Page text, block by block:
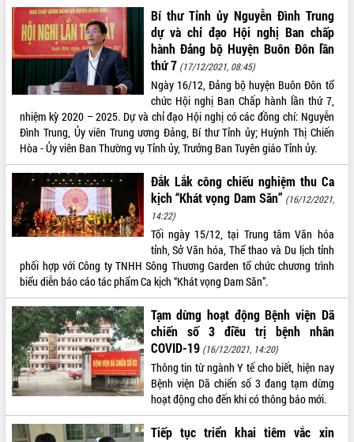
Xã Ea Kar bước chuyển mình trong
công tác cải cách hành chính mô hình
mới
UBND tỉnh họp báo định kỳ tháng 4
năm 2026
Hội thảo khoa học “Giải pháp thúc đẩy
phát triển nền kinh tế xanh tại tỉnh
Đắk Lắk”
Tăng cường giám sát, đôn đốc thực
hiện nhiệm vụ quản lý tài sản công
hàng tuần
Tháo gỡ những vướng mắc, đẩy mạnh
công tác cải cách thủ tục hành chính
tại Trung tâm Phục vụ hành chính
Đắk Lắk: Tôn vinh 46 giải pháp tại Hội
thi Sáng tạo Kỹ thuật 2024 - 2025
Đắk Lắk rà soát, điều chỉnh Đề án 190
về phát triển nuôi trồng thủy sản
Phó Chủ tịch UBND tỉnh Đắk Lắk
Trương Công Thái kiểm tra thực địa
Dự án cao tốc Khánh Hòa - Buôn Ma
Thuột
sản sống” trong dòng chảy toàn cầu
Bí thư Tỉnh ủy Nguyễn Đình Trung
dự và chỉ đạo Hội nghị Ban chấp
hành Đảng bộ Huyện Buôn Đôn lần
thứ 7 (17/12/2021, 08:45)
Ngày 16/12, Đảng bộ huyện Buôn Đôn tổ
chức Hội nghị Ban Chấp hành lần thứ 7,
nhiệm kỳ 2020 – 2025. Dự và chỉ đạo Hội nghị có các đồng chí: Nguyễn
Đình Trung, Ủy viên Trung ương Đảng, Bí thư Tỉnh ủy; Huỳnh Thị Chiến
Hòa - Ủy viên Ban Thường vụ Tỉnh ủy, Trưởng Ban Tuyên giáo Tỉnh ủy.
Đắk Lắk công chiếu nghiệm thu Ca
kịch “Khát vọng Dam Săn” (16/12/2021,
14:22)
Tối ngày 15/12, tại Trung tâm Văn hóa
tỉnh, Sở Văn hóa, Thể thao và Du lịch tỉnh
phối hợp với Công ty TNHH Sông Thương Garden tổ chức chương trình
biểu diễn báo cáo tác phẩm Ca kịch “Khát vọng Dam Săn”.
Tạm dừng hoạt động Bệnh viện Dã
chiến số 3 điều trị bệnh nhân
COVID-19 (16/12/2021, 14:20)
Thông tin từ ngành Y tế cho biết, hiện nay
Bệnh viện Dã chiến số 3 đang tạm dừng
hoạt động cho đến khi có thông báo mới.
Tiếp tục triển khai tiêm vắc xin